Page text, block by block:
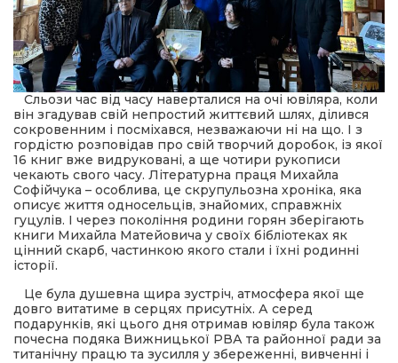
Сльози час від часу наверталися на очі ювіляра, коли
він згадував свій непростий життєвий шлях, ділився
сокровенним і посміхався, незважаючи ні на що. І з
гордістю розповідав про свій творчий доробок, із якої
16 книг вже видруковані, а ще чотири рукописи
чекають свого часу. Літературна праця Михайла
Софійчука – особлива, це скрупульозна хроніка, яка
описує життя односельців, знайомих, справжніх
гуцулів. І через покоління родини горян зберігають
книги Михайла Матейовича у своїх бібліотеках як
цінний скарб, частинкою якого стали і їхні родинні
історії.
Це була душевна щира зустріч, атмосфера якої ще
довго витатиме в серцях присутніх. А серед
подарунків, які цього дня отримав ювіляр була також
почесна подяка Вижницької РВА та районної ради за
титанічну працю та зусилля у збереженні, вивченні і